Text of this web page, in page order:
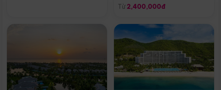
Từ 2,400,000đ